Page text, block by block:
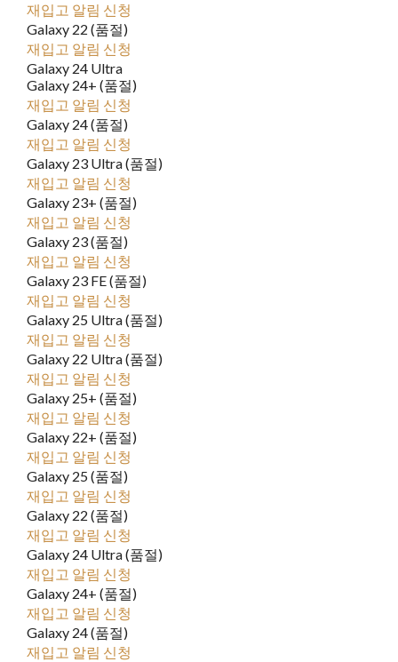
재입고 알림 신청
Galaxy 22 (품절)
재입고 알림 신청
Galaxy 24 Ultra
Galaxy 24+ (품절)
재입고 알림 신청
Galaxy 24 (품절)
재입고 알림 신청
Galaxy 23 Ultra (품절)
재입고 알림 신청
Galaxy 23+ (품절)
재입고 알림 신청
Galaxy 23 (품절)
재입고 알림 신청
Galaxy 23 FE (품절)
재입고 알림 신청
Galaxy 25 Ultra (품절)
재입고 알림 신청
Galaxy 22 Ultra (품절)
재입고 알림 신청
Galaxy 25+ (품절)
재입고 알림 신청
Galaxy 22+ (품절)
재입고 알림 신청
Galaxy 25 (품절)
재입고 알림 신청
Galaxy 22 (품절)
재입고 알림 신청
Galaxy 24 Ultra (품절)
재입고 알림 신청
Galaxy 24+ (품절)
재입고 알림 신청
Galaxy 24 (품절)
재입고 알림 신청